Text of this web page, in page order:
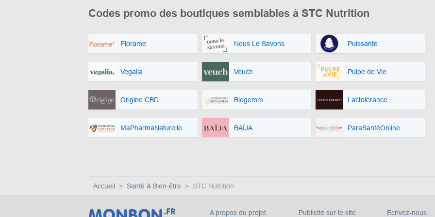
Codes promo des boutiques semblables à STC Nutrition
Florame Nous Le Savons Puissante
Vegalia Veuch Pulpe de Vie
Origine CBD Biogemm Lactolérance
MaPharmaNaturelle BAÏJA ParaSantéOnline
Accueil Santé & Bien-être STC Nutrition
A propos du projet Publicité sur le site Ecrivez-nous